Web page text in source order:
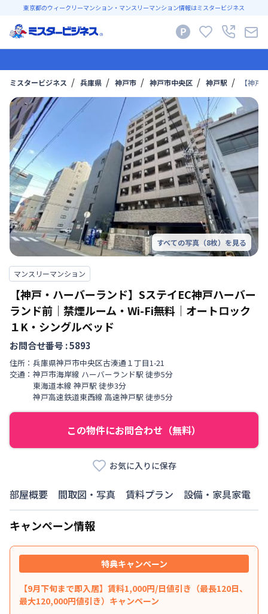
東京都のウィークリーマンション・マンスリーマンション情報はミスタービジネス
ミスタービジネス 兵庫県 神戸市 神戸市中央区 神戸駅 【神
すべての写真（8枚）を見る
マンスリーマンション
【神戸・ハーバーランド】SステイEC神戸ハーバー
ランド前｜禁煙ルーム・Wi-Fi無料｜オートロック
１K・シングルベッド
お問合せ番号 :5893
住所： 兵庫県神戸市中央区古湊通 １丁目1-21
交通： 神戸市海岸線 ハーバーランド駅 徒歩5分
東海道本線 神戸駅 徒歩3分
神戸高速鉄道東西線 高速神戸駅 徒歩5分
この物件にお問合わせ（無料）
お気に入りに保存
部屋概要 間取図・写真 賃料プラン 設備・家具家電
キャンペーン情報
特典キャンペーン
【9月下旬まで即入居】賃料1,000円/日値引き（最長120日、
最大120,000円値引き）キャンペーン